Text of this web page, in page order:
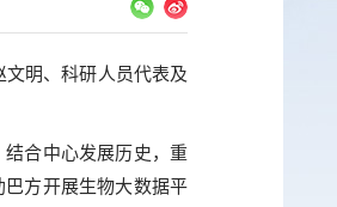
文明、科研人员代表及
合中心发展历史，重
方开展生物大数据平